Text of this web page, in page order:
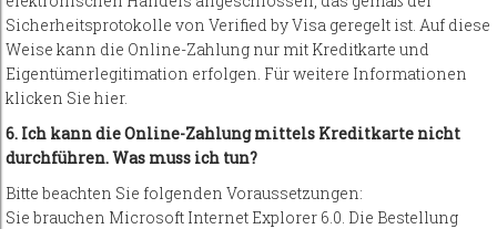
Sicherheitsprotokolle von Verified by Visa geregelt ist. Auf diese
Weise kann die Online-Zahlung nur mit Kreditkarte und
Eigentümerlegitimation erfolgen. Für weitere Informationen
klicken Sie hier.
6. Ich kann die Online-Zahlung mittels Kreditkarte nicht
durchführen. Was muss ich tun?
Bitte beachten Sie folgenden Voraussetzungen:
Sie brauchen Microsoft Internet Explorer 6.0. Die Bestellung